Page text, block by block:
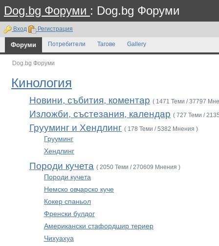
Dog.bg Форуми : Dog.bg Форуми
Вход Регистрация
Форуми Потребители Тагове Gallery
Dog.bg Форуми
Кинология
Новини, събития, коментар ( 1471 Теми / 37797
Изложби, състезания, календар ( 727 Теми /
Грууминг и Хендлинг ( 178 Теми / 5382 Мнения )
Грууминг
Хендлинг
Породи кучета ( 2050 Теми / 270609 Мнения )
Породи кучета
Немско овчарско куче
Кокер спаньол
Френски булдог
Американски стафордшир териер
Чихуахуа